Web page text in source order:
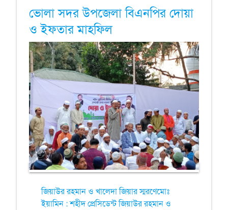
ভোলা সদর উপজেলা বিএনপির দোয়া
ও ইফতার মাহফিল
জিয়াউর রহমান ও খালেদা জিয়ার স্মরণেমোঃ
ইয়ামিন : শহীদ প্রেসিডেন্ট জিয়াউর রহমান ও